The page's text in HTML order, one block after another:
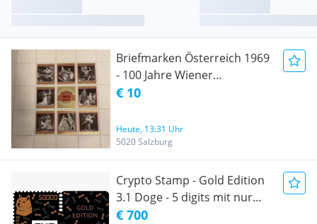
Briefmarken Österreich 1969
- 100 Jahre Wiener
Staatsoper 1869-1969
€ 10
Heute, 13:31 Uhr
5020 Salzburg
Crypto Stamp - Gold Edition
3.1 Doge - 5 digits mit nur
Kleinbuchstaben
€ 700